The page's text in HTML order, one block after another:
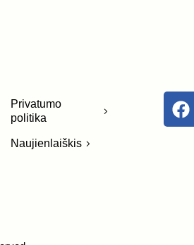
Privatumo
politika
Naujienlaiškis